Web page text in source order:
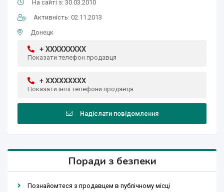
На сайті з: 30.03.2010
Активність: 02.11.2013
Донецк
+ XXXXXXXXX
Показати телефон продавця
+ XXXXXXXXX
Показати інші телефони продавця
Надіслати повідомлення
Поради з безпеки
Познайомтеся з продавцем в публічному місці